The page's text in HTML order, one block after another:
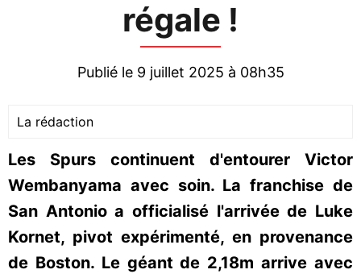
régale !
Publié le 9 juillet 2025 à 08h35
La rédaction
Les Spurs continuent d'entourer Victor
Wembanyama avec soin. La franchise de
San Antonio a officialisé l'arrivée de Luke
Kornet, pivot expérimenté, en provenance
de Boston. Le géant de 2,18m arrive avec